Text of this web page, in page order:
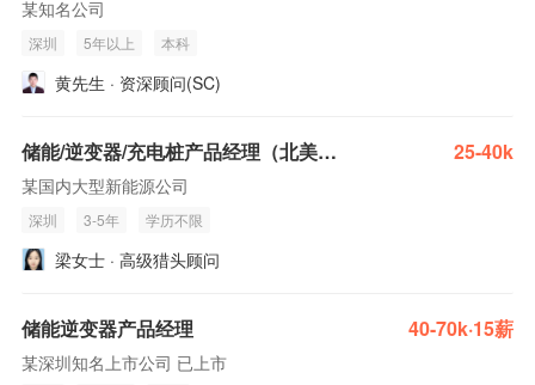
某知名公司
深圳 5年以上 本科
黄先生 · 资深顾问(SC)
储能/逆变器/充电桩产品经理（北美市场） 25-40k
某国内大型新能源公司
深圳 3-5年 学历不限
梁女士 · 高级猎头顾问
储能逆变器产品经理 40-70k·15薪
某深圳知名上市公司 已上市